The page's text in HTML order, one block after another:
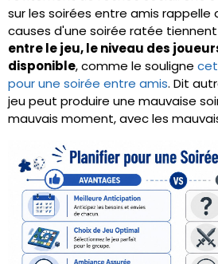
sur les soirées entre amis rappelle
causes d'une soirée ratée
entre le jeu, le niveau des
disponible, comme le souligne
pour une soirée entre amis. Dit
jeu peut produire une mauvaise
mauvais moment, avec les